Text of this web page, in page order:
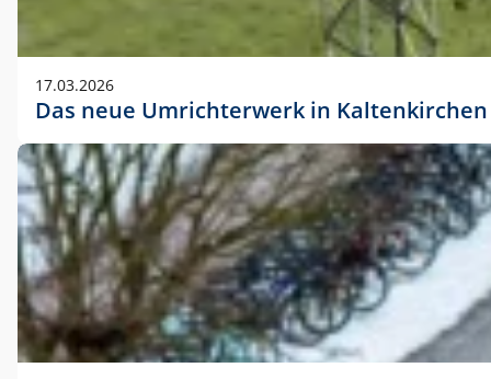
17.03.2026
Das neue Umrichterwerk in Kaltenkirchen